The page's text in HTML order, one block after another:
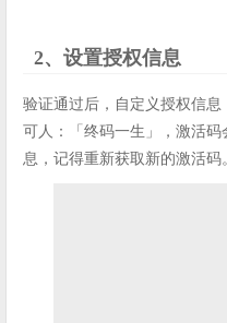
2、设置授权信息
验证通过后，自定义授权信
可人：「终码一生」，激活
息，记得重新获取新的激活码